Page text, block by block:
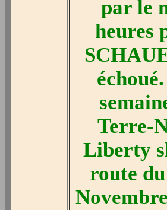
par le
heures
Terre-
Liberty
route